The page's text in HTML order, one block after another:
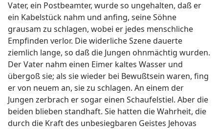
Vater, ein Postbeamter, wurde so ungehalten, daß er
ein Kabelstück nahm und anfing, seine Söhne
grausam zu schlagen, wobei er jedes menschliche
Empfinden verlor. Die widerliche Szene dauerte
ziemlich lange, so daß die Jungen ohnmächtig wurden.
Der Vater nahm einen Eimer kaltes Wasser und
übergoß sie; als sie wieder bei Bewußtsein waren, fing
er von neuem an, sie zu schlagen. An einem der
Jungen zerbrach er sogar einen Schaufelstiel. Aber die
beiden blieben standhaft. Sie hatten die Wahrheit, die
durch die Kraft des unbesiegbaren Geistes Jehovas